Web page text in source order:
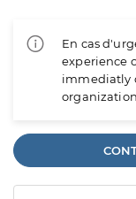
En cas
experience
immediatly